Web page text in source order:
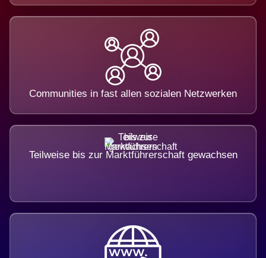
Communities in fast allen sozialen Netzwerken
Teilweise bis zur Marktführerschaft gewachsen